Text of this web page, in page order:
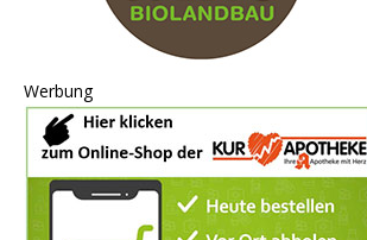
Werbung